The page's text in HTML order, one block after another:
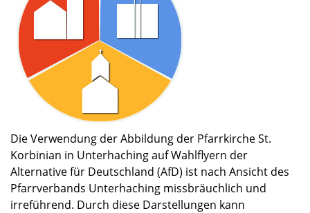
Die Verwendung der Abbildung der Pfarrkirche St.
Korbinian in Unterhaching auf Wahlflyern der
Alternative für Deutschland (AfD) ist nach Ansicht des
Pfarrverbands Unterhaching missbräuchlich und
irreführend. Durch diese Darstellungen kann